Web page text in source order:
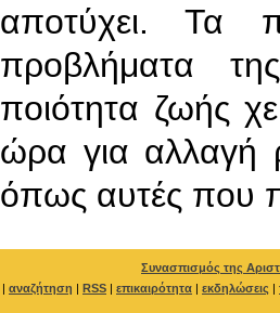
αποτύχει. Τα
προβλήματα
ποιότητα ζωής
ώρα για αλλαγή
όπως αυτές που
Συνασπισμός της
| αναζήτηση | RSS | επικαιρότητα | εκδηλώσεις |